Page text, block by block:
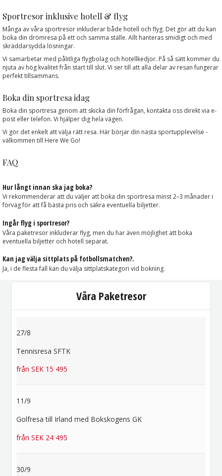
Sportresor inklusive hotell & flyg
Många av våra sportresor inkluderar både hotell och flyg. Det gör att du kan
boka din drömresa på ett och samma ställe. Allt hanteras smidigt och med
skräddarsydda lösningar.
Vi samarbetar med pålitliga flygbolag och hotellkedjor. På så sätt kommer du
njuta av hög kvalitet från start till slut. Vi ser till att alla delar av resan fungerar
perfekt tillsammans.
Boka din sportresa idag
Boka din sportresa genom att skicka din förfrågan, kontakta oss direkt via e-
post eller telefon. Vi hjälper dig hela vägen.
Vi gör det enkelt att välja rätt resa. Här börjar din nästa sportupplevelse -
välkommen till Here We Go!
FAQ
Hur långt innan ska jag boka?
Vi rekommenderar att du väljer att boka din sportresa minst 2–3 månader i
förväg för att få bästa pris och säkra eventuella biljetter.
Ingår flyg i sportresor?
Våra paketresor inkluderar flyg, men du har även möjlighet att boka
eventuella biljetter och hotell separat.
Kan jag välja sittplats på fotbollsmatchen?.
Ja, i de flesta fall kan du välja sittplatskategori vid bokning.
Våra Paketresor
27/8
Tennisresa SFTK
från SEK 15 495
11/9
Golfresa till Irland med Bokskogens GK
från SEK 24 495
30/9